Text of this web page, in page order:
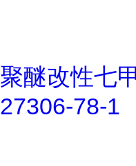
聚醚改性七
27306-78-1